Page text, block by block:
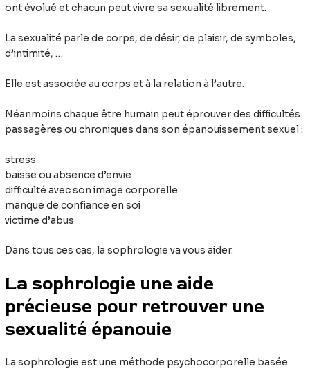
ont évolué et chacun peut vivre sa sexualité librement.
La sexualité parle de corps, de désir, de plaisir, de symboles,
d’intimité, …
Elle est associée au corps et à la relation à l’autre.
Néanmoins chaque être humain peut éprouver des difficultés
passagères ou chroniques dans son épanouissement sexuel :
stress
baisse ou absence d’envie
difficulté avec son image corporelle
manque de confiance en soi
victime d’abus
Dans tous ces cas, la sophrologie va vous aider.
La sophrologie une aide
précieuse pour retrouver une
sexualité épanouie
La sophrologie est une méthode psychocorporelle basée